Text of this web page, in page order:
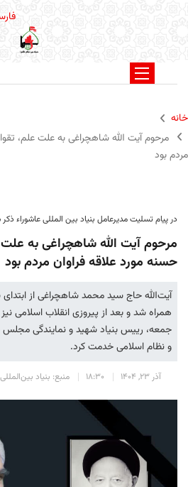
خانه
مرحوم آیت الله شاهچراغی به علت علم،
مردم بود
در پیام تسلیت مدیرعامل بنیاد بین المللی عاشوراء
مرحوم آیت الله شاهچراغی به علت
حسنه مورد علاقه فراوان مردم بود
آیت‌الله حاج سید محمد شاهچراغی از
همراه شد و بعد از پیروزی انقلاب اسلامی
جمعه، رییس بنیاد شهید و نمایندگی مجلس
و نظام اسلامی خدمت کرد.
آذر 23, 1404 18:30 منبع: بنیاد